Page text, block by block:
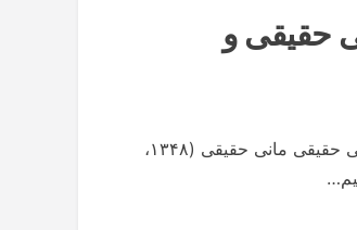
حقیقی و
بیوگرافی مانی حقیقی | عکس های مانی حقیقی | مانی حقیقی بیوگرافی مانی حقیقی مانی حقیقی (۱۳۴۸،